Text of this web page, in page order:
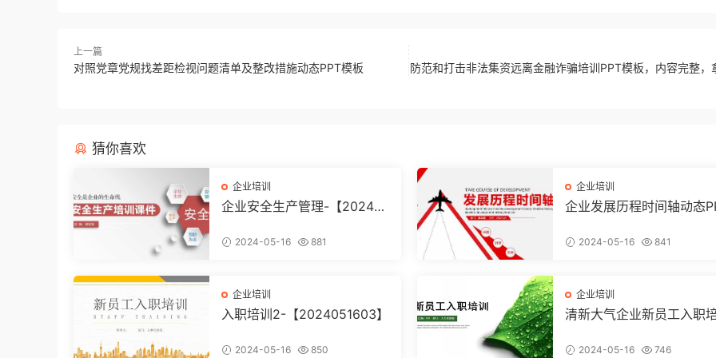
上一篇
对照党章党规找差距检视问题清单及整改措施动态PPT模板
防范和打击非法集资远离金融诈骗培训PPT模板，内容完整，
猜你喜欢
企业培训
企业安全生产管理-【20240
2024-05-16 881
企业培训
企业发展历程时间轴动态
2024-05-16 841
企业培训
入职培训2-【2024051603】
2024-05-16 850
企业培训
清新大气企业新员工入职
2024-05-16 746